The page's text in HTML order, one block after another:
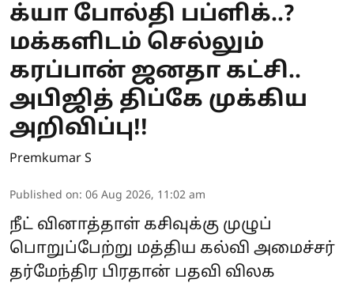
க்யா போல்தி பப்ளிக்..?
மக்களிடம் செல்லும்
கரப்பான் ஜனதா கட்சி..
அபிஜித் திப்கே முக்கிய
அறிவிப்பு!!
Premkumar S
Published on: 06 Aug 2026, 11:02 am
நீட் வினாத்தாள் கசிவுக்கு முழுப்
பொறுப்பேற்று மத்திய கல்வி அமைச்சர்
தர்மேந்திர பிரதான் பதவி விலக